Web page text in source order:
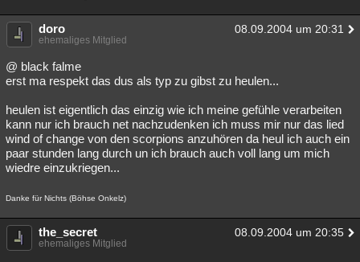
doro 08.09.2004 um 20:31
ehemaliges Mitglied
@ black falme
erst ma respekt das dus als typ zu gibst zu heulen...
heulen ist eigentlich das einzig wie ich meine gefühle verarbeiten
kann nur ich brauch net nachzudenken ich muss mir nur das lied
wind of change von den scorpions anzuhören da heul ich auch ein
paar stunden lang durch un ich brauch auch voll lang um mich
wiedre einzukriegen...
Danke für Nichts (Böhse Onkelz)
the_secret 08.09.2004 um 20:35
ehemaliges Mitglied